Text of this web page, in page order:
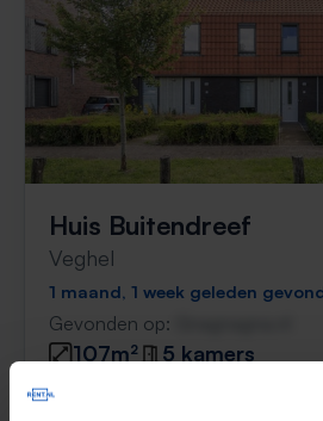
Huis Buitendreef
Veghel
1 maand, 1 week geleden
Gevonden op:
107m²
5 kamers
⚡️ Deze woning is